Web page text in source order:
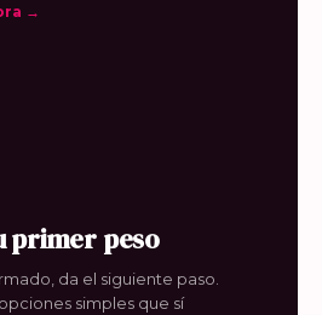
→
primer peso
da el siguiente paso.
simples que sí